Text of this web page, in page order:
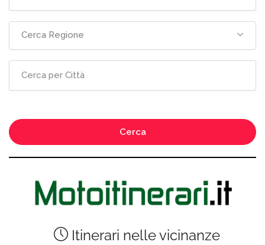
Cerca Regione
Cerca
Itinerari nelle vicinanze